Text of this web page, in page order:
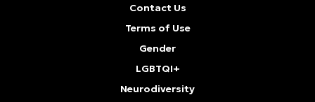
Contact Us
Terms of Use
Gender
LGBTQI+
Neurodiversity